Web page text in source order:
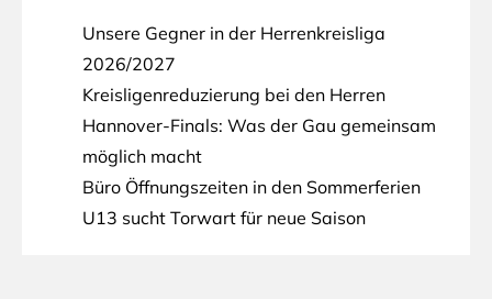
Unsere Gegner in der Herrenkreisliga
2026/2027
Kreisligenreduzierung bei den Herren
Hannover-Finals: Was der Gau gemeinsam
möglich macht
Büro Öffnungszeiten in den Sommerferien
U13 sucht Torwart für neue Saison